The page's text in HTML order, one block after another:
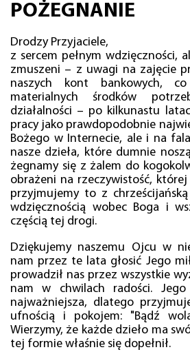
POŻEGNANIE
Drodzy Przyjaciele,
z sercem pełnym wdzięczności,
zmuszeni – z uwagi na zajęcie
naszych kont bankowych,
materialnych środków
działalności – po kilkunastu
pracy jako prawdopodobnie
Bożego w Internecie, ale i na
nasze dzieła, które dumnie
żegnamy się z żalem do
obrażeni na rzeczywistość,
przyjmujemy to z
wdzięcznością wobec Boga i
częścią tej drogi.
Dziękujemy naszemu Ojcu w
nam przez te lata głosić Jego
prowadził nas przez wszystkie
nam w chwilach radości.
najważniejsza, dlatego
ufnością i pokojem: "Bądź
Wierzymy, że każde dzieło ma
tej formie właśnie się dopełnił.